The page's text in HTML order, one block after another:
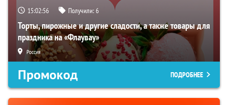
15:02:55 Получили:6
Торты, пирожные и другие сладости, а также товары для
праздника на «Флаувау»
Россия
Промокод ПОДРОБНЕЕ